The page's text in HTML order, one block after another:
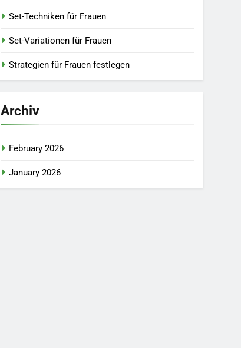
Set-Techniken für Frauen
Set-Variationen für Frauen
Strategien für Frauen festlegen
Archiv
February 2026
January 2026